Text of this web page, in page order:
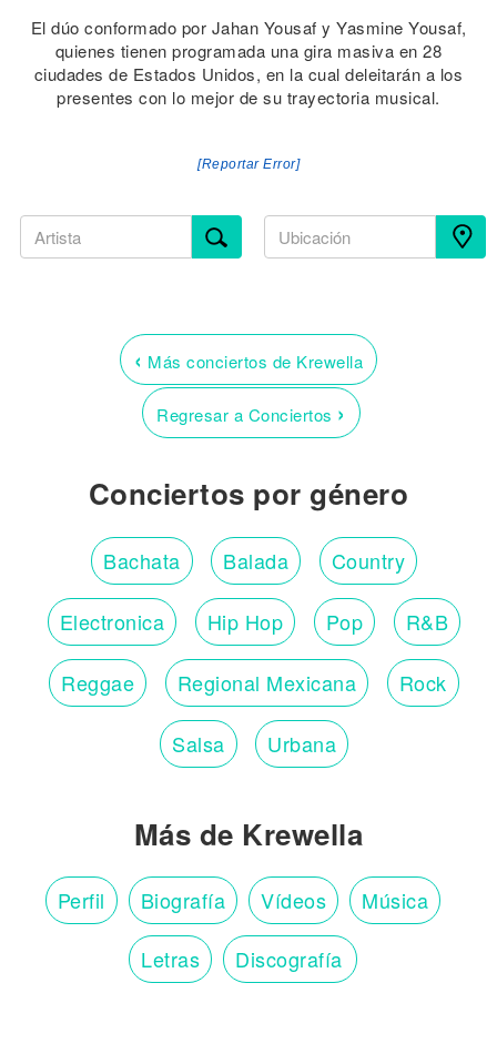
El dúo conformado por Jahan Yousaf y Yasmine Yousaf,
quienes tienen programada una gira masiva en 28
ciudades de Estados Unidos, en la cual deleitarán a los
presentes con lo mejor de su trayectoria musical.
[Reportar Error]
‹ Más conciertos de Krewella
Regresar a Conciertos ›
Conciertos por género
Bachata Balada Country
Electronica Hip Hop Pop R&B
Reggae Regional Mexicana Rock
Salsa Urbana
Más de Krewella
Perfil Biografía Vídeos Música
Letras Discografía